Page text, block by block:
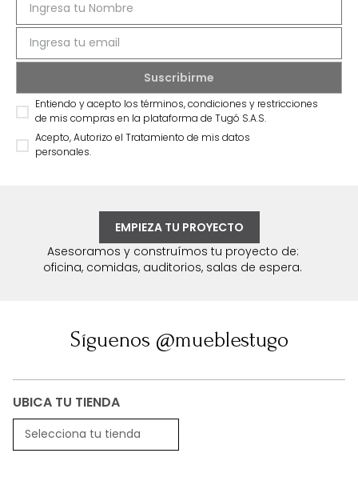
Entiendo y acepto los términos, condiciones y restricciones
de mis compras en la plataforma de Tugó S.A.S.
Acepto, Autorizo el Tratamiento de mis datos
personales.
EMPIEZA TU PROYECTO
Asesoramos y construímos tu proyecto de:
oficina, comidas, auditorios, salas de espera.
Síguenos @mueblestugo
UBICA TU TIENDA
Selecciona tu tienda